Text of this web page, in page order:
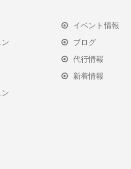
イベント情報
ブログ
代行情報
新着情報